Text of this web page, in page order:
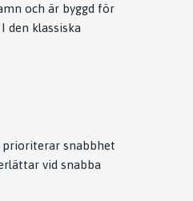
och är byggd för
den klassiska
prioriterar snabbhet
vid snabba